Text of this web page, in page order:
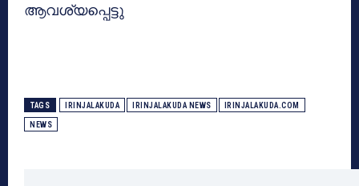
ആവശ്യപ്പെട്ടു
TAGS IRINJALAKUDA IRINJALAKUDA NEWS IRINJALAKUDA.COM
NEWS